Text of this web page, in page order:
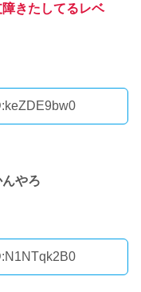
きたしてるレベ
やろ